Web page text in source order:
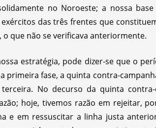
no Noroeste; a nossa
das três frentes que
que não se verificava anteriormente.
estratégia, pode dizer-se que o
primeira fase, a quinta contra-
No decurso da quinta
hoje, tivemos razão em rejeitar,
e em ressuscitar a linha justa